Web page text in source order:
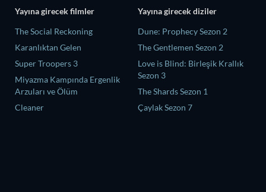
Yayına girecek filmler
The Social Reckoning
Karanlıktan Gelen
Super Troopers 3
Miyazma Kampında Ergenlik
Arzuları ve Ölüm
Cleaner
Yayına girecek diziler
Dune: Prophecy Sezon 2
The Gentlemen Sezon 2
Love is Blind: Birleşik Krallık
Sezon 3
The Shards Sezon 1
Çaylak Sezon 7